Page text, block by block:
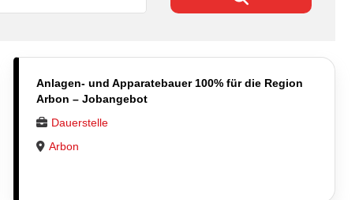
Anlagen- und Apparatebauer 100% für die Region
Arbon – Jobangebot
Dauerstelle
Arbon